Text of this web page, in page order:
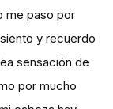
me paso por
y recuerdo
sensación de
por mucho